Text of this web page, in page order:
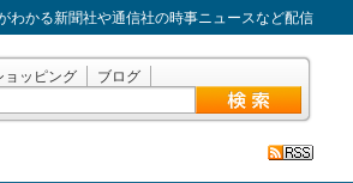
わかる新聞社や通信社の時事ニュースなど配信
ョッピング ブログ